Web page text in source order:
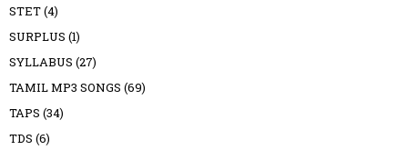
STET(4)
SURPLUS (1)
SYLLABUS (27)
TAMIL MP3 SONGS (69)
TAPS (34)
TDS (6)